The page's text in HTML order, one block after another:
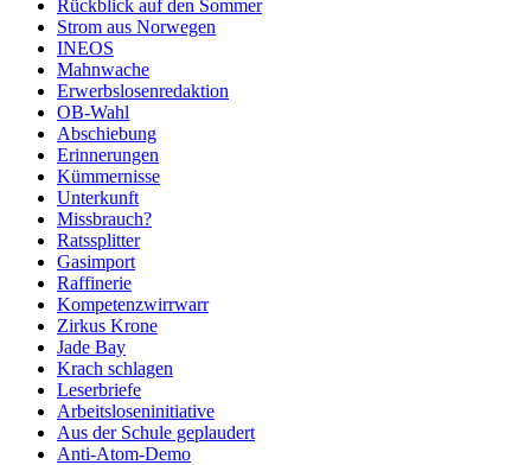
Rückblick auf den Sommer
Strom aus Norwegen
INEOS
Mahnwache
Erwerbslosenredaktion
OB-Wahl
Abschiebung
Erinnerungen
Kümmernisse
Unterkunft
Missbrauch?
Ratssplitter
Gasimport
Raffinerie
Kompetenzwirrwarr
Zirkus Krone
Jade Bay
Krach schlagen
Leserbriefe
Arbeitsloseninitiative
Aus der Schule geplaudert
Anti-Atom-Demo